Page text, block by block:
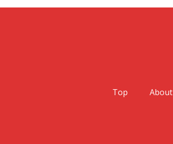
Top About